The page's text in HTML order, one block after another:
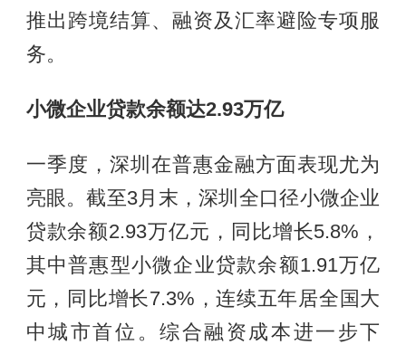
推出跨境结算、融资及汇率避险专项服
务。
小微企业贷款余额达2.93万亿
一季度，深圳在普惠金融方面表现尤为
亮眼。截至3月末，深圳全口径小微企业
贷款余额2.93万亿元，同比增长5.8%，
其中普惠型小微企业贷款余额1.91万亿
元，同比增长7.3%，连续五年居全国大
中城市首位。综合融资成本进一步下